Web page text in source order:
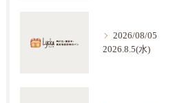
2026/08/05
2026.8.5(水)